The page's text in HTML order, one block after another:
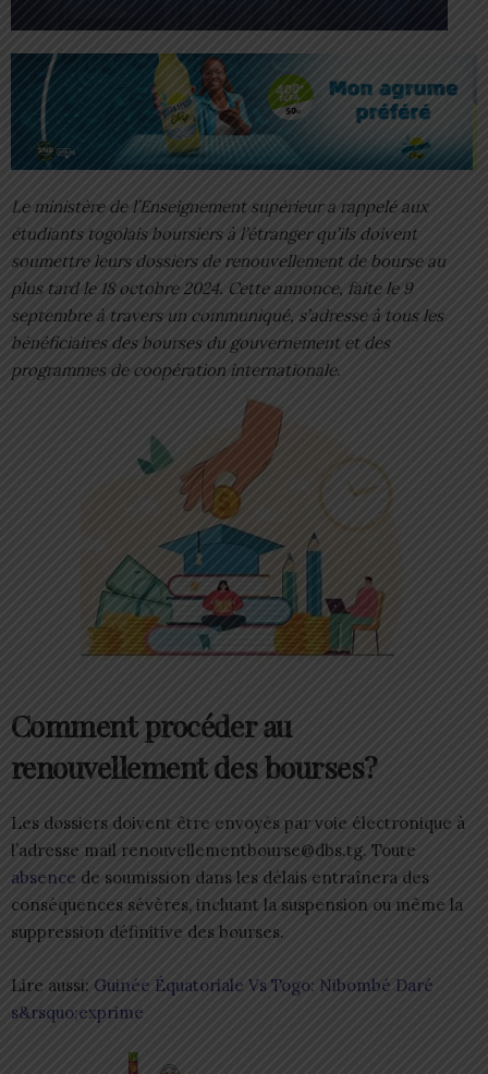
Le ministère de l’Enseignement supérieur a rappelé aux
étudiants togolais boursiers à l’étranger qu’ils doivent
soumettre leurs dossiers de renouvellement de bourse au
plus tard le 18 octobre 2024. Cette annonce, faite le 9
septembre à travers un communiqué, s’adresse à tous les
bénéficiaires des bourses du gouvernement et des
programmes de coopération internationale.
Comment procéder au
renouvellement des bourses?
Les dossiers doivent être envoyés par voie électronique à
l’adresse mail renouvellementbourse@dbs.tg. Toute
absence de soumission dans les délais entraînera des
conséquences sévères, incluant la suspension ou même la
suppression définitive des bourses.
Lire aussi: Guinée Équatoriale Vs Togo: Nibombé Daré
s&rsquo;exprime